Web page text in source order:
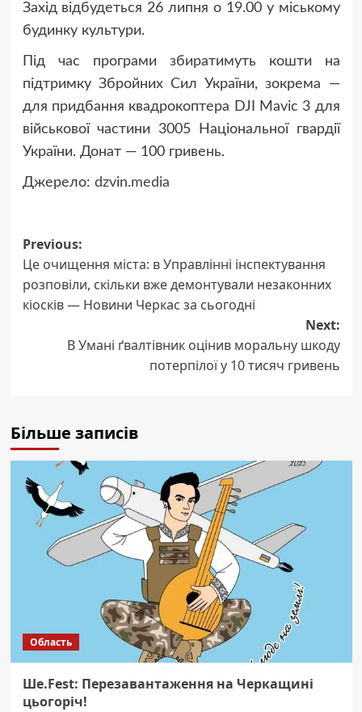
Захід відбудеться 26 липня о 19.00 у міському
будинку культури.
Під час програми збиратимуть кошти на
підтримку Збройних Сил України, зокрема —
для придбання квадрокоптера DJI Mavic 3 для
військової частини 3005 Національної гвардії
України. Донат — 100 гривень.
Джерело: dzvin.media
Post
navigation
Previous:
Це очищення міста: в Управлінні інспектування
розповіли, скільки вже демонтували незаконних
кіосків — Новини Черкас за сьогодні
Next:
В Умані ґвалтівник оцінив моральну шкоду
потерпілої у 10 тисяч гривень
Більше записів
Область
Ше.Fest: Перезавантаження на Черкащині
цьогоріч!